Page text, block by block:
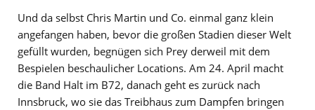
Und da selbst Chris Martin und Co. einmal ganz klein
angefangen haben, bevor die großen Stadien dieser Welt
gefüllt wurden, begnügen sich Prey derweil mit dem
Bespielen beschaulicher Locations. Am 24. April macht
die Band Halt im B72, danach geht es zurück nach
Innsbruck, wo sie das Treibhaus zum Dampfen bringen